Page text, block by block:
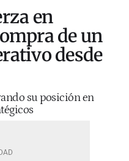
en
de un
desde
su posición en